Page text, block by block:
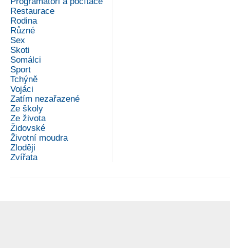
Restaurace
Rodina
Různé
Sex
Skoti
Somálci
Sport
Tchýně
Vojáci
Zatím nezařazené
Ze školy
Ze života
Židovské
Životní moudra
Zloději
Zvířata